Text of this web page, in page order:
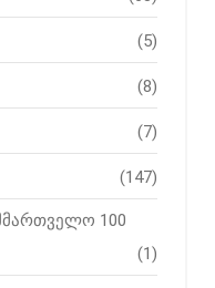
(5)
(8)
(7)
(147)
100
(1)